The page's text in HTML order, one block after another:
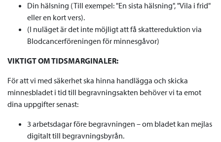
Din hälsning (Till exempel: "En sista hälsning", "Vila i frid"
eller en kort vers).
(I nuläget är det inte möjligt att få skattereduktion via
Blodcancerföreningen för minnesgåvor)
VIKTIGT OM TIDSMARGINALER:
För att vi med säkerhet ska hinna handlägga och skicka
minnesbladet i tid till begravningsakten behöver vi ta emot
dina uppgifter senast:
3 arbetsdagar före begravningen – om bladet kan mejlas
digitalt till begravningsbyrån.